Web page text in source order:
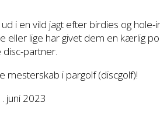
i en vild jagt efter birdies og hole-
eller lige har givet dem en kærlig
partner.
mesterskab i pargolf (discgolf)!
juni 2023